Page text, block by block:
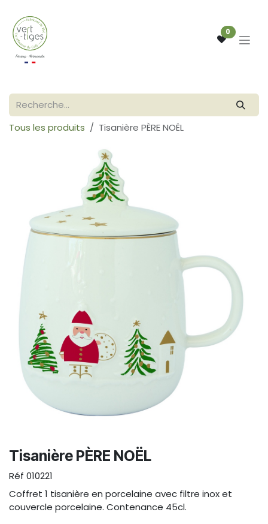
0
Tous les produits Tisanière PÈRE NOËL
Tisanière PÈRE NOËL
Réf 010221
Coffret 1 tisanière en porcelaine avec filtre inox et
couvercle porcelaine. Contenance 45cl.